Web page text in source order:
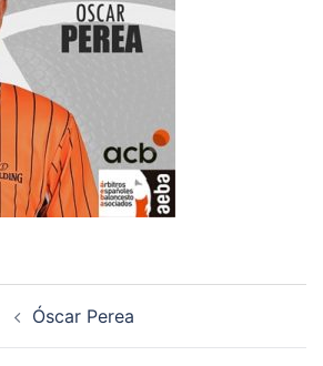
Óscar Perea